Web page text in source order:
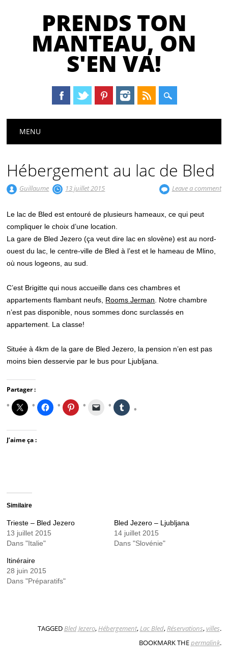
PRENDS TON
MANTEAU, ON
S'EN VA!
Main menu
MENU
Hébergement au lac de Bled
Guillaume 13 juillet 2015 Leave a comment
Le lac de Bled est entouré de plusieurs hameaux, ce qui peut
compliquer le choix d’une location.
La gare de Bled Jezero (ça veut dire lac en slovène) est au nord-
ouest du lac, le centre-ville de Bled à l’est et le hameau de Mlino,
où nous logeons, au sud.
C’est Brigitte qui nous accueille dans ces chambres et
appartements flambant neufs, Rooms Jerman . Notre chambre
n’est pas disponible, nous sommes donc surclassés en
appartement. La classe!
Située à 4km de la gare de Bled Jezero, la pension n’en est pas
moins bien desservie par le bus pour Ljubljana.
Partager :
J’aime ça :
Similaire
Trieste – Bled Jezero
13 juillet 2015
Dans "Italie"
Bled Jezero – Ljubljana
14 juillet 2015
Dans "Slovénie"
Itinéraire
28 juin 2015
Dans "Préparatifs"
TAGGED Bled Jezero, Hébergement, Lac Bled, Réservations,villes.
BOOKMARK THEpermalink.